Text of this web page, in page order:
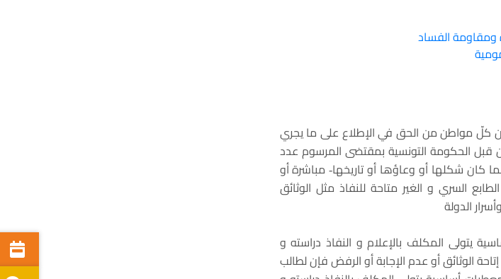
كلّ مواطن من الحق في الإطلاع على ما يجري
من قبل الحكومة التونسية بمقتضى المرسوم عدد
بعض الوثائق -مهما كان شكلها أو وعاؤها أو تاريخها- مباشرة أو
السري و الغير متاحة للنفاذ مثل الوثائق
الدولة
يتولى المكلف بالإعلام و النفاذ دراسته و
الوثائق أو عدم الإجابة أو الرفض فإن لطالب